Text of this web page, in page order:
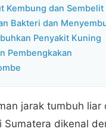
Kembung dan Sembelit
Bakteri dan
Penyakit Kuning
Pembengkakan
jarak tumbuh
Sumatera dikenal